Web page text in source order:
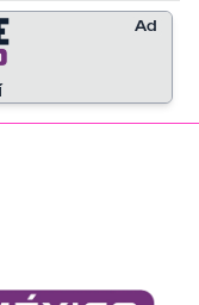
En TikTok
de "Me
Ad